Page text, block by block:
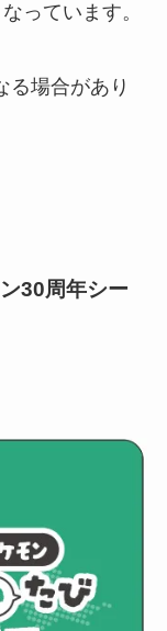
っています。
場合があり
30周年シー